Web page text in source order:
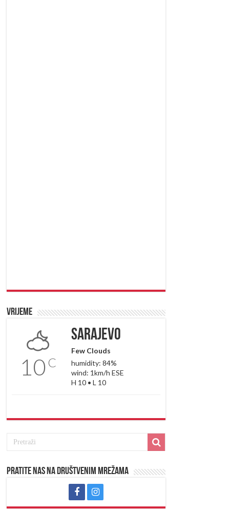
Vrijeme
10 C
Sarajevo
Few Clouds
humidity: 84%
wind: 1km/h ESE
H 10 • L 10
Pratite nas na društvenim mrežama